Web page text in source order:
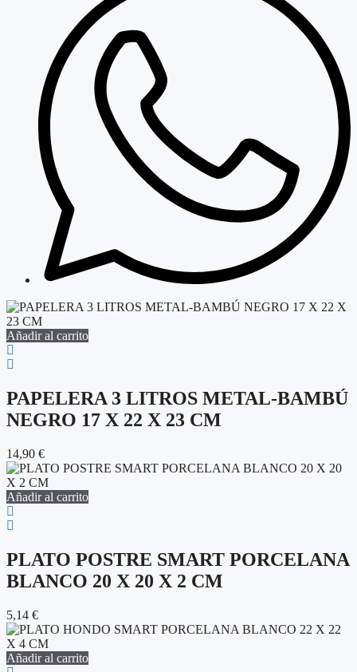
Añadir al carrito
PAPELERA 3 LITROS METAL-BAMBÚ
NEGRO 17 X 22 X 23 CM
14,90 €
Añadir al carrito
PLATO POSTRE SMART PORCELANA
BLANCO 20 X 20 X 2 CM
5,14 €
Añadir al carrito